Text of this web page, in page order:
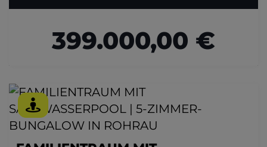
399.000,00 €